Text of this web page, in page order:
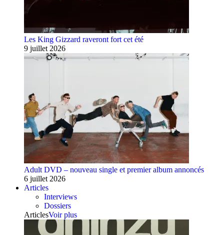
Les King Gizzard raveront fort cet été
9 juillet 2026
Adult DVD – nouveau single et premier album annoncés
6 juillet 2026
Articles
Interviews
Dossiers
ArticlesVoir plus